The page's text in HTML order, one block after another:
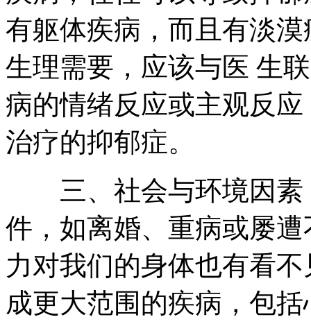
有躯体疾病，而且有淡
生理需要，应该与医 生
病的情绪反应或主观反
治疗的抑郁症。
三、社会与环境因素
件，如离婚、重病或屡
力对我们的身体也有看
成更大范围的疾病，包